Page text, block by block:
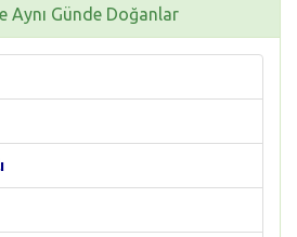
Aynı Günde Doğanlar